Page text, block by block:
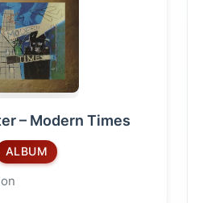
– Modern Times
ALBUM